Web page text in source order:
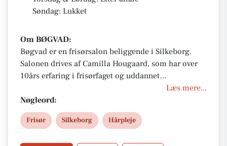
Søndag: Lukket
Om BØGVAD:
Bøgvad er en frisørsalon beliggende i Silkeborg.
Salonen drives af Camilla Hougaard, som har over
10års erfaring i frisørfaget og uddannet
farvespecialist. Fokus er på kvalitet, professionel
rådgivning og bæredygtige produkter. Salonen
prioriterer miljøvenlige løsninger og en behagelig
kundeoplevelse. Du kan finde salonen på Vestergade
Læs mere...
Nøgleord:
Frisør Silkeborg Hårpleje